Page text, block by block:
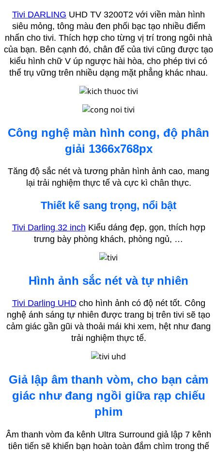
Tivi DARLING UHD TV 3200T2 với viền màn hình
siêu mỏng, tông màu đen phối bạc tạo nhiều điểm
nhấn cho tivi. Thích hợp cho từng vị trí trong ngôi nhà
của bạn. Bên cạnh đó, chân đế của tivi cũng được tạo
kiểu hình chữ V úp ngược hài hòa, cho phép tivi có
thể trụ vững trên nhiều dạng mặt phẳng khác nhau.
Công nghệ màn hình cong, độ phân
giải 1366x768px
Tăng độ sắc nét và tương phản hình ảnh cao, mang
lại trải nghiệm thực tế và cực kì chân thực.
Thiết kế sang trọng, nổi bật
Tivi Darling 32 inch Kiểu dáng đẹp, gọn, thích hợp
trưng bày phòng khách, phòng ngủ, …
Hình ảnh sắc nét và tự nhiên
Tivi Darling UHDcho hình ảnh có độ nét tốt. Công
nghệ ánh sáng tự nhiên được trang bị trên tivi sẽ tạo
cảm giác gần gũi và thoải mái khi xem, hệt như đang
trải nghiệm thực tế.
Giả lập âm thanh vòm, cho bạn cảm
giác như đang ngồi giữa rạp chiếu
phim
Âm thanh vòm đa kênh Ultra Surround giả lập 7 kênh
tiên tiến sẽ khiến bạn hoàn toàn đắm chìm trong thế